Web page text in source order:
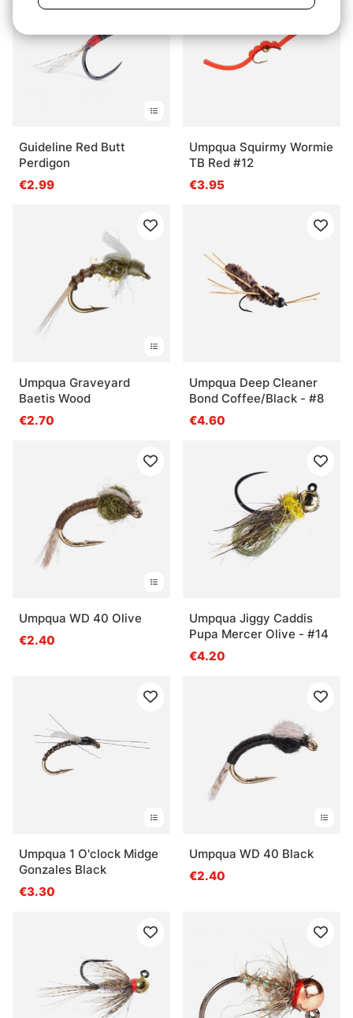
Guideline Red Butt
Perdigon
€2.99
Umpqua Squirmy Wormie
TB Red #12
€3.95
Umpqua Graveyard
Baetis Wood
€2.70
Umpqua Deep Cleaner
Bond Coffee/Black - #8
€4.60
Umpqua WD 40 Olive
€2.40
Umpqua Jiggy Caddis
Pupa Mercer Olive - #14
€4.20
Umpqua 1 O'clock Midge
Gonzales Black
€3.30
Umpqua WD 40 Black
€2.40